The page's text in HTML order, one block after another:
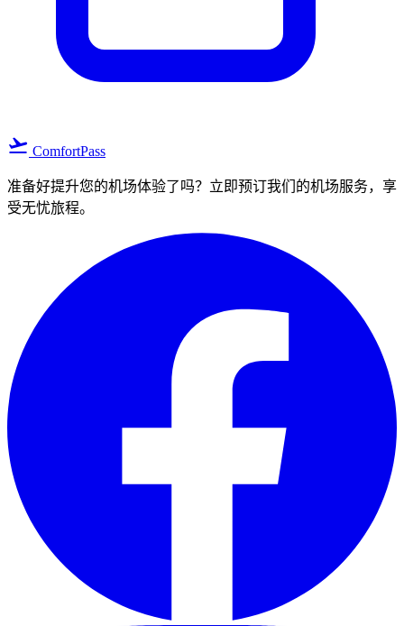
flight_takeoff ComfortPass
准备好提升您的机场体验了吗？立即预订我们的机场服务，享
受无忧旅程。